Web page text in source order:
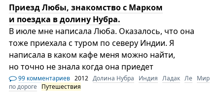
Приезд Любы, знакомство с Марком
и поездка в долину Нубра.
В июле мне написала Люба. Оказалось, что она
тоже приехала с туром по северу Индии. Я
написала в каком кафе меня можно найти,
но точно не знала когда она приедет
99 комментариев 2012 Долина Нубра Индия Ладак Ле Мир
по дороге Путешествия